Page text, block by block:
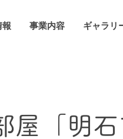
事業内容 ギャラリ
屋「明